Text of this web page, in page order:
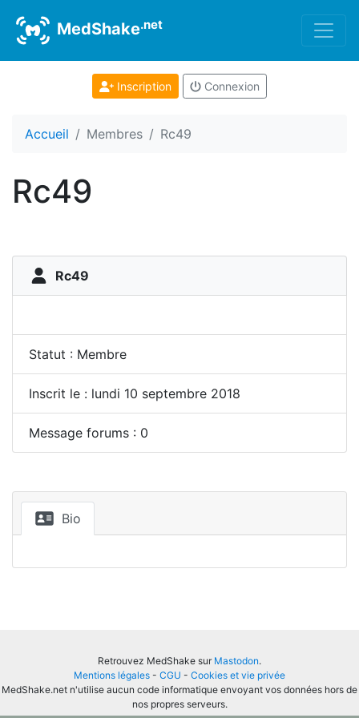
MedShake.net
Inscription Connexion
Accueil Membres Rc49
Rc49
Rc49
Statut : Membre
Inscrit le : lundi 10 septembre 2018
Message forums : 0
Bio
Retrouvez MedShake sur Mastodon.
Mentions légales - CGU - Cookies et vie privée
MedShake.net n'utilise aucun code informatique envoyant vos données hors de
nos propres serveurs.